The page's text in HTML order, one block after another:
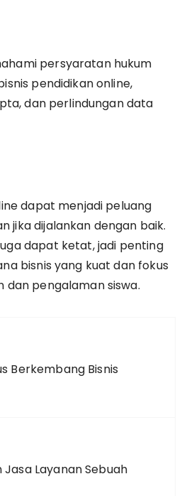
persyaratan hukum
pendidikan online,
dan perlindungan data
dapat menjadi peluang
jika dijalankan dengan baik.
dapat ketat, jadi penting
bisnis yang kuat dan fokus
dan pengalaman siswa.
Berkembang Bisnis
Jasa Layanan Sebuah